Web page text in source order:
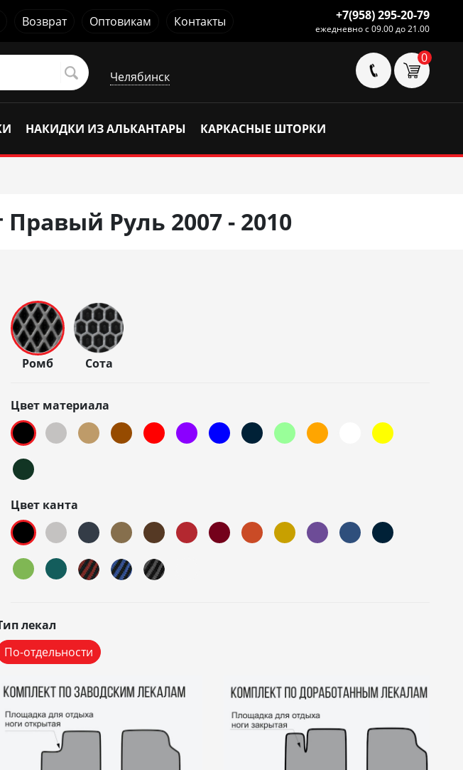
Возврат Оптовикам Контакты +7(958) 295-20-79
ежедневно с 09.00 до 21.00
Челябинск
0
НАКИДКИ ИЗ АЛЬКАНТАРЫ КАРКАСНЫЕ ШТОРКИ
Руль 2007 - 2010
Ромб Сота
Цвет материала
Цвет канта
лекал
По-отдельности